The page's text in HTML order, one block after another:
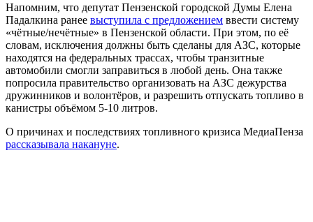
Напомним, что депутат Пензенской городской Думы Елена
Падалкина ранее выступила с предложением ввести систему
«чётные/нечётные» в Пензенской области. При этом, по её
словам, исключения должны быть сделаны для АЗС, которые
находятся на федеральных трассах, чтобы транзитные
автомобили смогли заправиться в любой день. Она также
попросила правительство организовать на АЗС дежурства
дружинников и волонтёров, и разрешить отпускать топливо в
канистры объёмом 5-10 литров.
О причинах и последствиях топливного кризиса МедиаПенза
рассказывала накануне.